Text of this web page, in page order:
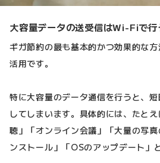
大容量データの送受信はWi-Fiで行
ギガ節約の最も基本的かつ効果的な
活用です。
特に大容量のデータ通信を行うと、
してしまいます。具体的には、たと
聴」「オンライン会議」「大量の写
ンストール」「OSのアップデート」